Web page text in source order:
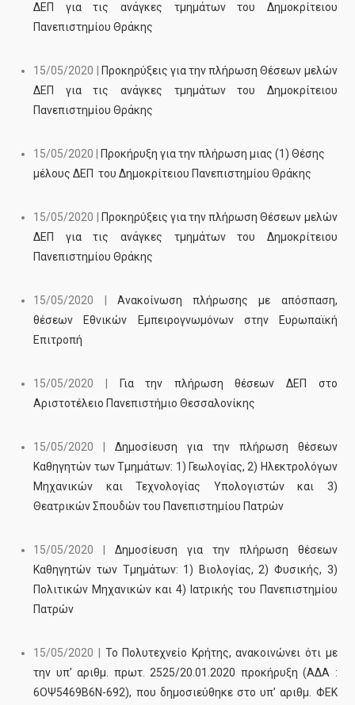
ΔΕΠ για τις ανάγκες τμημάτων του Δημοκρίτειου
Πανεπιστημίου Θράκης
15/05/2020 |
Προκηρύξεις για την πλήρωση Θέσεων μελών
ΔΕΠ για τις ανάγκες τμημάτων του Δημοκρίτειου
Πανεπιστημίου Θράκης
15/05/2020 | Προκήρυξη για την πλήρωση μιας (1) Θέσης
μέλους ΔΕΠ του Δημοκρίτειου Πανεπιστημίου Θράκης
15/05/2020 |
Προκηρύξεις για την πλήρωση Θέσεων μελών
ΔΕΠ για τις ανάγκες τμημάτων του Δημοκρίτειου
Πανεπιστημίου Θράκης
15/05/2020 | Ανακοίνωση πλήρωσης με απόσπαση,
θέσεων Εθνικών Εμπειρογνωμόνων στην Ευρωπαϊκή
Επιτροπή
15/05/2020 |
Για την πλήρωση θέσεων ΔΕΠ στο
Αριστοτέλειο Πανεπιστήμιο Θεσσαλονίκης
15/05/2020 |Δημοσίευση για την πλήρωση θέσεων
Καθηγητών των Τμημάτων: 1) Γεωλογίας, 2) Ηλεκτρολόγων
Μηχανικών και Τεχνολογίας Υπολογιστών και 3)
Θεατρικών Σπουδών του Πανεπιστημίου Πατρών
15/05/2020 |
Δημοσίευση για την πλήρωση θέσεων
Καθηγητών των Τμημάτων: 1) Βιολογίας, 2) Φυσικής, 3)
Πολιτικών Μηχανικών και 4) Ιατρικής του Πανεπιστημίου
Πατρών
15/05/2020 | Το Πολυτεχνείο Κρήτης, ανακοινώνει ότι με
την υπ’ αριθμ. πρωτ. 2525/20.01.2020 προκήρυξη (ΑΔΑ :
6ΟΨ5469Β6Ν-692), που δημοσιεύθηκε στο υπ’ αριθμ. ΦΕΚ